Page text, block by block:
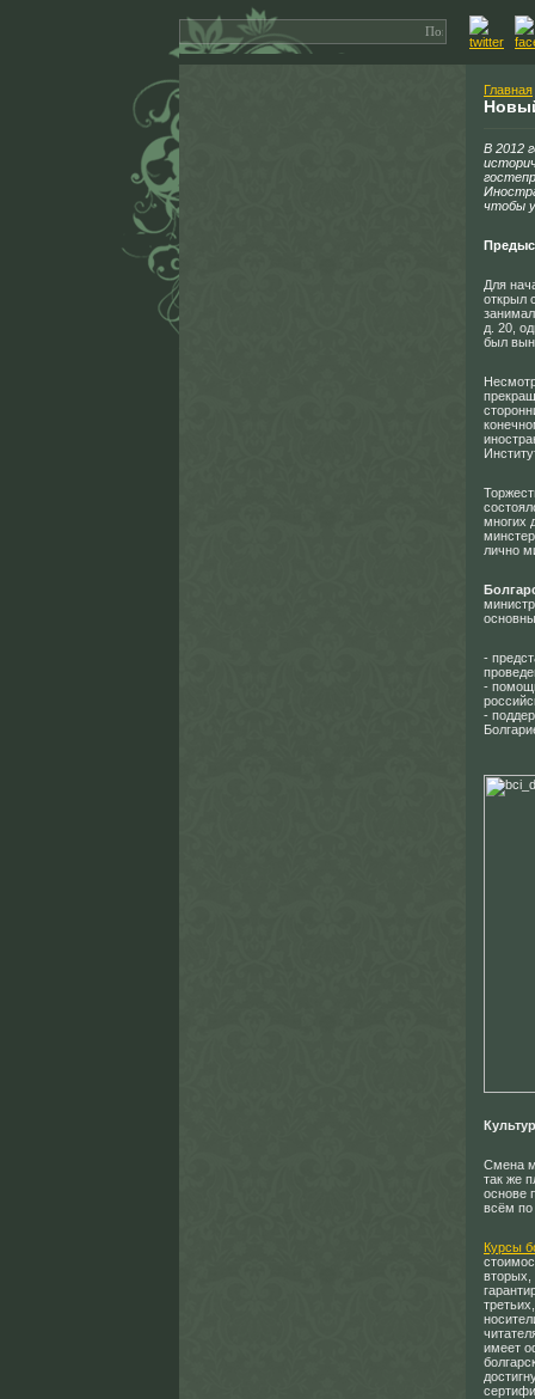
Главная
В 2012
чтобы
Для
открыл
д. 20,
был
многих
лично
-
-
-
Смена
так же
основе
всём по
Курсы
вторых,
имеет